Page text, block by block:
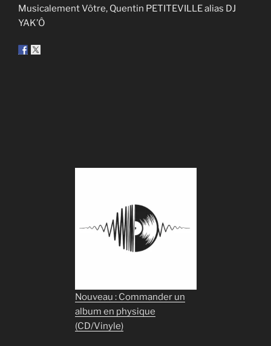
Musicalement Vôtre, Quentin PETITEVILLE alias DJ
YAK’Ô
Nouveau : Commander un
album en physique
(CD/Vinyle)